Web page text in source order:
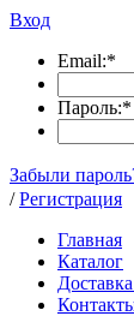
Вход
Email:*
Пароль:*
Забыли
/ Регистрация
Главная
Каталог